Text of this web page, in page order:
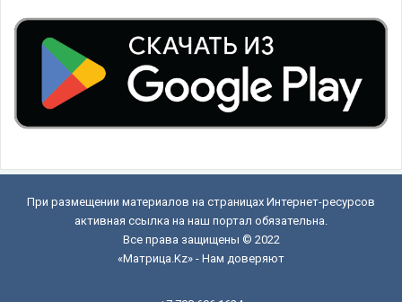
При размещении материалов на страницах Интернет-ресурсов
активная ссылка на наш портал обязательна.
Все права защищены © 2022
«Матрица.Kz» - Нам доверяют